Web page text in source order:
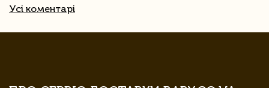
Усі коментарі